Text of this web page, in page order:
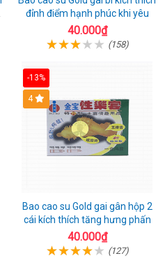
đỉnh điểm hạnh phúc khi yêu
40.000₫
(158)
-13%
Hot
4
Bao cao su Gold gai gân hộp 2
cái kích thích tăng hưng phấn
40.000₫
(127)